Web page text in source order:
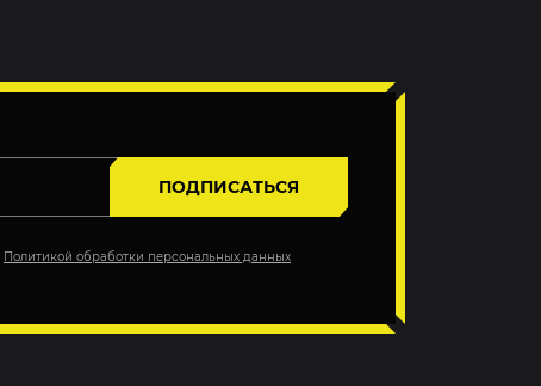
ПОДПИСАТЬСЯ
Политикой обработки персональных данных